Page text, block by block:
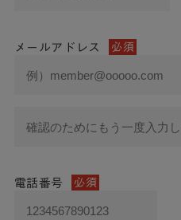
メールアドレス 必須
電話番号 必須